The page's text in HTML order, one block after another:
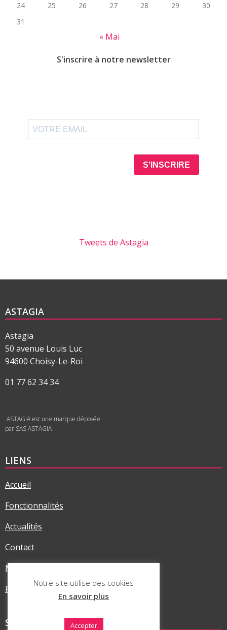
24
25 26 27 28 29
30
31
« Mai
S'inscrire à notre newsletter
Tweets de Astagia
ASTAGIA
Astagia
50 avenue Louis Luc
94600 Choisy-Le-Roi
01 77 62 34 34
ASTAGIA est une marque déposée
par SAS ASTAGIA
LIENS
Accueil
Fonctionnalités
Actualités
Contact
Mentions légales
Politique RGPD
SUR LES RÉSEAUX
Notre site utilise des cookies
En savoir plus
Accepter